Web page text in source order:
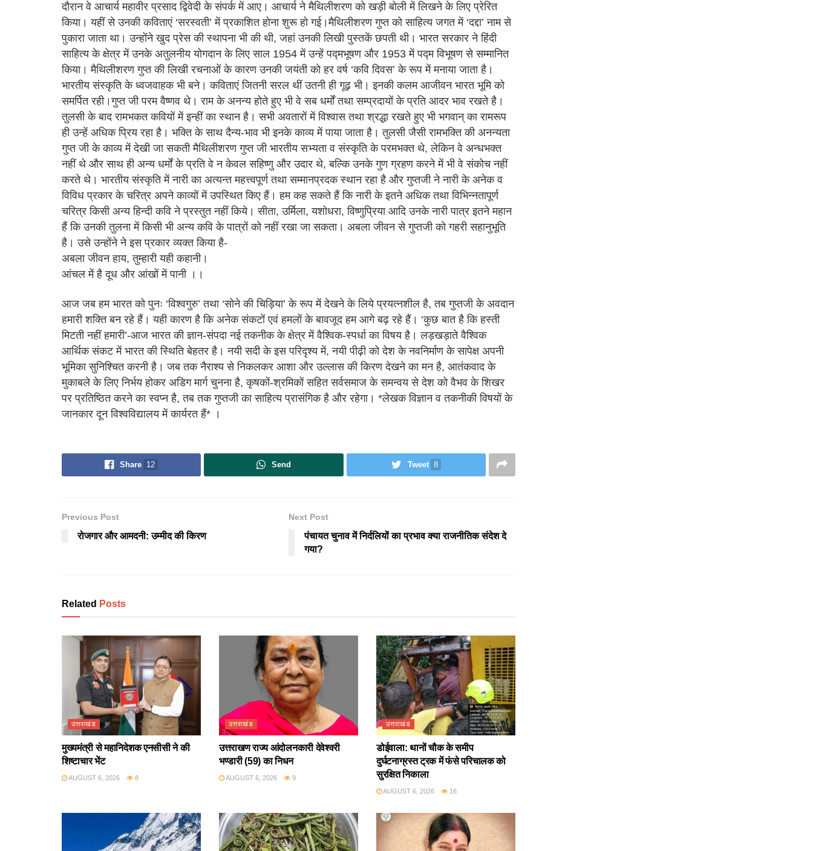
दौरान वे आचार्य महावीर प्रसाद द्विवेदी के संपर्क में आए। आचार्य ने मैथिलीशरण को खड़ी बोली में लिखने के लिए प्रेरित
किया। यहीं से उनकी कविताएं ‘सरस्वती’ में प्रकाशित होना शुरू हो गई।मैथिलीशरण गुप्त को साहित्य जगत में ‘दद्दा’ नाम से
पुकारा जाता था। उन्होंने खुद प्रेस की स्थापना भी की थी, जहां उनकी लिखी पुस्तकें छपती थी। भारत सरकार ने हिंदी
साहित्य के क्षेत्र में उनके अतुलनीय योगदान के लिए साल 1954 में उन्हें पद्मभूषण और 1953 में पद्म विभूषण से सम्मानित
किया। मैथिलीशरण गुप्त की लिखी रचनाओं के कारण उनकी जयंती को हर वर्ष ‘कवि दिवस’ के रूप में मनाया जाता है।
भारतीय संस्कृति के ध्वजवाहक भी बने। कविताएं जितनी सरल थीं उतनी ही गूढ़ भी। इनकी कलम आजीवन भारत भूमि को
समर्पित रही।गुप्त जी परम वैष्णव थे। राम के अनन्य होते हुए भी वे सब धर्मों तथा सम्प्रदायों के प्रति आदर भाव रखते है।
तुलसी के बाद रामभकत कवियों में इन्हीं का स्थान है। सभी अवतारों में विश्वास तथा श्रद्धा रखते हुए भी भगवान्‌ का रामरूप
ही उन्हें अधिक प्रिय रहा है। भक्ति के साथ दैन्य-भाव भी इनके काव्य में पाया जाता है। तुलसी जैसी रामभक्ति की अनन्यता
गुप्त जी के काव्य में देखी जा सकती मैथिलीशरण गुप्त जी भारतीय सभ्यता व संस्कृति के परमभक्त थे, लेकिन वे अन्धभक्त
नहीं थे और साथ ही अन्य धर्मों के प्रति वे न केवल सहिष्णु और उदार थे, बल्कि उनके गुण ग्रहण करने में भी वे संकोच नहीं
करते थे। भारतीय संस्कृति में नारी का अत्यन्त महत्त्वपूर्ण तथा सम्मानप्रदक स्थान रहा है और गुप्तजी ने नारी के अनेक व
विविध प्रकार के चरित्र अपने काव्यों में उपस्थित किए हैं। हम कह सकते हैं कि नारी के इतने अधिक तथा विभिन्नतापूर्ण
चरित्र किसी अन्य हिन्दी कवि ने प्रस्तुत नहीं किये। सीता, उर्मिला, यशोधरा, विष्णुप्रिया आदि उनके नारी पात्र इतने महान
हैं कि उनकी तुलना में किसी भी अन्य कवि के पात्रों को नहीं रखा जा सकता। अबला जीवन से गुप्तजी को गहरी सहानुभूति
है। उसे उन्होंने ने इस प्रकार व्यक्त किया है-
अबला जीवन हाय, तुम्हारी यही कहानी।
आंचल में है दूध और आंखों में पानी ।।
आज जब हम भारत को पुनः ‘विश्वगुरु’ तथा ‘सोने की चिड़िया’ के रूप में देखने के लिये प्रयत्नशील है, तब गुप्तजी के अवदान
हमारी शक्ति बन रहे हैं। यही कारण है कि अनेक संकटों एवं हमलों के बावजूद हम आगे बढ़ रहे हैं। ‘कुछ बात है कि हस्ती
मिटती नहीं हमारी’-आज भारत की ज्ञान-संपदा नई तकनीक के क्षेत्र में वैश्विक-स्पर्धा का विषय है। लड़खड़ाते वैश्विक
आर्थिक संकट में भारत की स्थिति बेहतर है। नयी सदी के इस परिदृश्य में, नयी पीढ़ी को देश के नवनिर्माण के सापेक्ष अपनी
भूमिका सुनिश्चित करनी है। जब तक नैराश्य से निकलकर आशा और उल्लास की किरण देखने का मन है, आतंकवाद के
मुकाबले के लिए निर्भय होकर अडिग मार्ग चुनना है, कृषकों-श्रमिकों सहित सर्वसमाज के समन्वय से देश को वैभव के शिखर
पर प्रतिष्ठित करने का स्वप्न है, तब तक गुप्तजी का साहित्य प्रासंगिक है और रहेगा। *लेखक विज्ञान व तकनीकी विषयों के
जानकार दून विश्वविद्यालय में कार्यरत हैं* ।
Share 12 Send Tweet 8
Previous Post
रोजगार और आमदनी: उम्मीद की किरण
Next Post
पंचायत चुनाव में निर्दलियों का प्रभाव क्या राजनीतिक संदेश दे
गया?
Related Posts
उत्तराखंड
मुख्यमंत्री से महानिदेशक एनसीसी ने की
शिष्टाचार भेंट
AUGUST 6, 2026 8
उत्तराखंड
उत्तराखण राज्य आंदोलनकारी देवेश्वरी
भण्डारी (59) का निधन
AUGUST 6, 2026 9
उत्तराखंड
डोईवाला: थानों चौक के समीप
दुर्घटनाग्रस्त ट्रक में फंसे परिचालक को
सुरक्षित निकाला
AUGUST 6, 2026 16